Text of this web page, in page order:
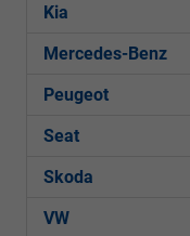
Kia
Mercedes-Benz
Peugeot
Seat
Skoda
VW